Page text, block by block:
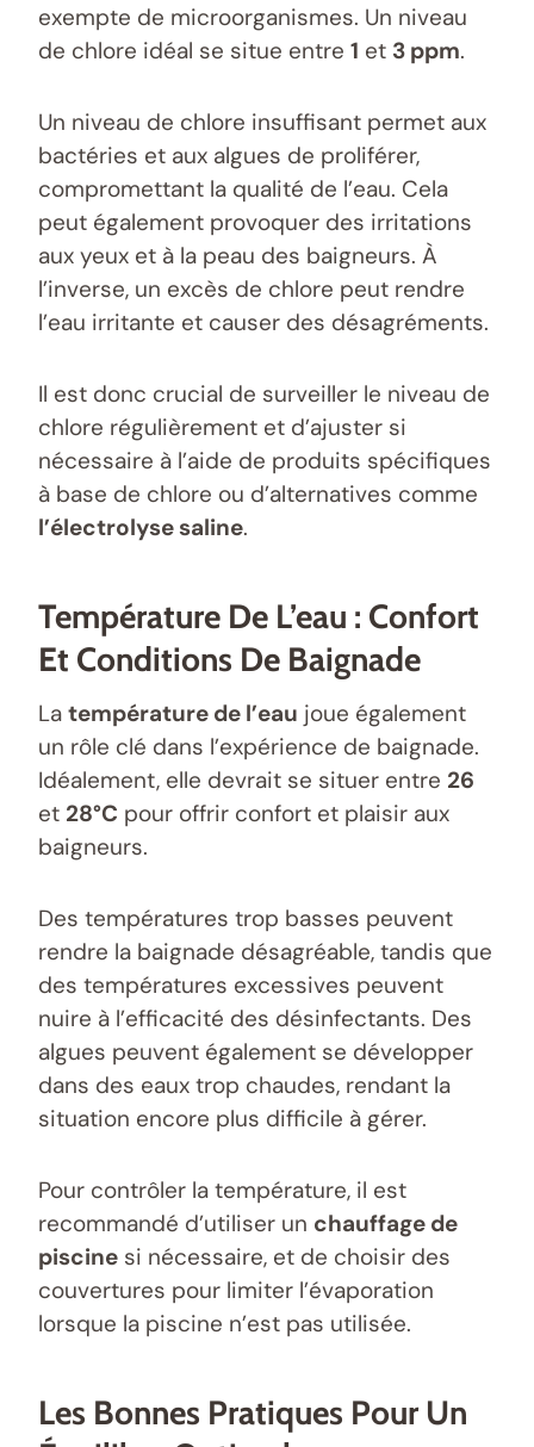
exempte de microorganismes. Un niveau
de chlore idéal se situe entre 1 et 3 ppm.
Un niveau de chlore insuffisant permet aux
bactéries et aux algues de proliférer,
compromettant la qualité de l’eau. Cela
peut également provoquer des irritations
aux yeux et à la peau des baigneurs. À
l’inverse, un excès de chlore peut rendre
l’eau irritante et causer des désagréments.
Il est donc crucial de surveiller le niveau de
chlore régulièrement et d’ajuster si
nécessaire à l’aide de produits spécifiques
à base de chlore ou d’alternatives comme
l’électrolyse saline.
Température De L’eau : Confort
Et Conditions De Baignade
La température de l’eau joue également
un rôle clé dans l’expérience de baignade.
Idéalement, elle devrait se situer entre 26
et 28°C pour offrir confort et plaisir aux
baigneurs.
Des températures trop basses peuvent
rendre la baignade désagréable, tandis que
des températures excessives peuvent
nuire à l’efficacité des désinfectants. Des
algues peuvent également se développer
dans des eaux trop chaudes, rendant la
situation encore plus difficile à gérer.
Pour contrôler la température, il est
recommandé d’utiliser un chauffage de
piscine si nécessaire, et de choisir des
couvertures pour limiter l’évaporation
lorsque la piscine n’est pas utilisée.
Les Bonnes Pratiques Pour Un